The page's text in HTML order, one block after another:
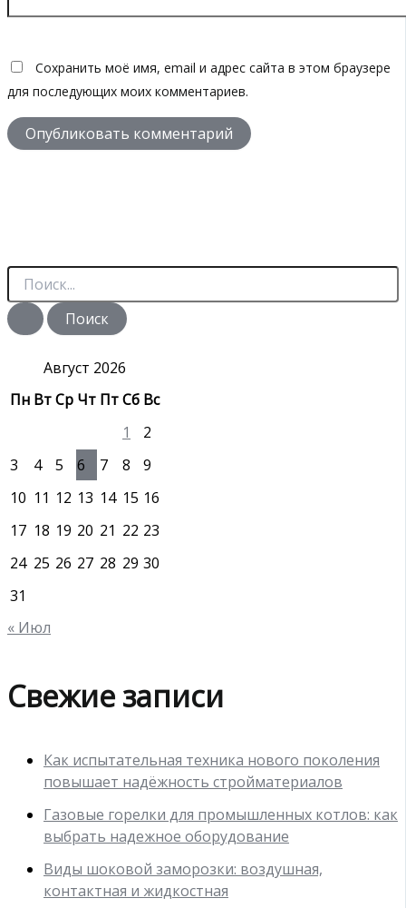
Сохранить моё имя, email и адрес сайта в этом браузере
для последующих моих комментариев.
П
и
с
Август 2026
Пн ВтСр Чт ПтСб Вс
1
2
3
4 5 6 7 8
9
10 11 12 13 14 15 16
17 18 19 20 21 22 23
24 25 26 27 28 29 30
31
« Июл
Свежие записи
Как испытательная техника нового поколения
повышает надёжность стройматериалов
Газовые горелки для промышленных котлов: как
выбрать надежное оборудование
Виды шоковой заморозки: воздушная,
контактная и жидкостная